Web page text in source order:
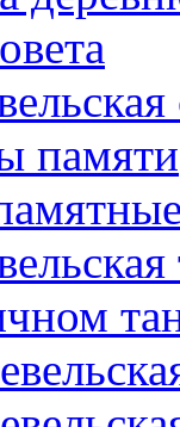
памяти